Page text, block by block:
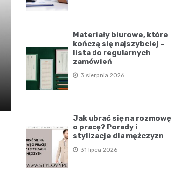
Materiały biurowe, które
kończą się najszybciej –
lista do regularnych
zamówień
3 sierpnia 2026
Jak ubrać się na rozmowę
o pracę? Porady i
stylizacje dla mężczyzn
31 lipca 2026